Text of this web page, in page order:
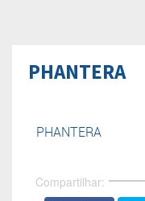
PHANTERA
PHANTERA
Compartilhar: